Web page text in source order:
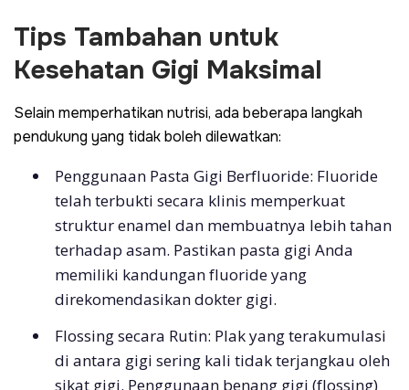
Tips Tambahan untuk
Kesehatan Gigi Maksimal
Selain memperhatikan nutrisi, ada beberapa langkah
pendukung yang tidak boleh dilewatkan:
Penggunaan Pasta Gigi Berfluoride: Fluoride
telah terbukti secara klinis memperkuat
struktur enamel dan membuatnya lebih tahan
terhadap asam. Pastikan pasta gigi Anda
memiliki kandungan fluoride yang
direkomendasikan dokter gigi.
Flossing secara Rutin: Plak yang terakumulasi
di antara gigi sering kali tidak terjangkau oleh
sikat gigi. Penggunaan benang gigi (flossing)